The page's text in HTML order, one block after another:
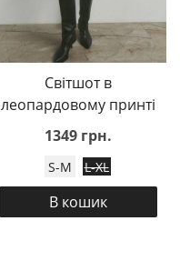
Світшот в
леопардовому принті
1349 грн.
S-M L-XL
В кошик